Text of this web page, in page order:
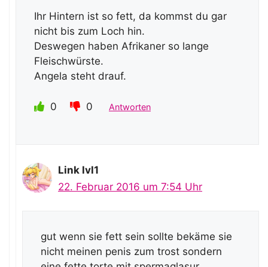
Ihr Hintern ist so fett, da kommst du gar
nicht bis zum Loch hin.
Deswegen haben Afrikaner so lange
Fleischwürste.
Angela steht drauf.
0 0 Antworten
Link lvl1
22. Februar 2016 um 7:54 Uhr
gut wenn sie fett sein sollte bekäme sie
nicht meinen penis zum trost sondern